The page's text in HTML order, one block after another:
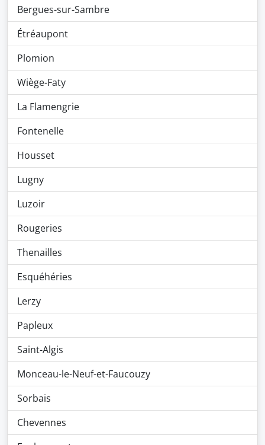
Bergues-sur-Sambre
Étréaupont
Plomion
Wiège-Faty
La Flamengrie
Fontenelle
Housset
Lugny
Luzoir
Rougeries
Thenailles
Esquéhéries
Lerzy
Papleux
Saint-Algis
Monceau-le-Neuf-et-Faucouzy
Sorbais
Chevennes